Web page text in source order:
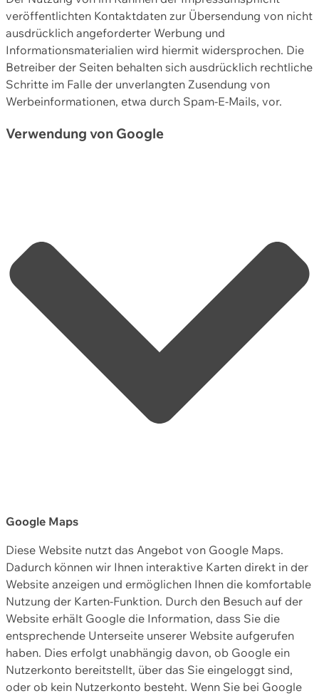
veröffentlichten Kontaktdaten zur Übersendung von nicht
ausdrücklich angeforderter Werbung und
Informationsmaterialien wird hiermit widersprochen. Die
Betreiber der Seiten behalten sich ausdrücklich rechtliche
Schritte im Falle der unverlangten Zusendung von
Werbeinformationen, etwa durch Spam-E-Mails, vor.
Verwendung von Google
Google Maps
Diese Website nutzt das Angebot von Google Maps.
Dadurch können wir Ihnen interaktive Karten direkt in der
Website anzeigen und ermöglichen Ihnen die komfortable
Nutzung der Karten-Funktion. Durch den Besuch auf der
Website erhält Google die Information, dass Sie die
entsprechende Unterseite unserer Website aufgerufen
haben. Dies erfolgt unabhängig davon, ob Google ein
Nutzerkonto bereitstellt, über das Sie eingeloggt sind,
oder ob kein Nutzerkonto besteht. Wenn Sie bei Google